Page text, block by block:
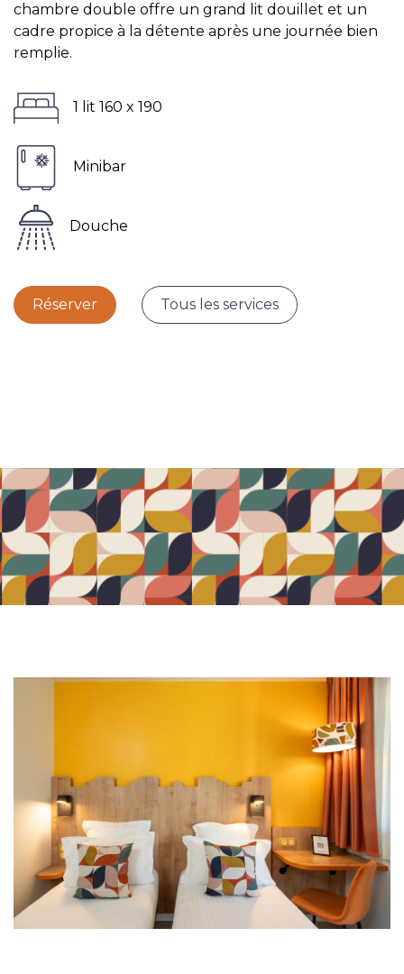
chambre double offre un grand lit douillet et un
cadre propice à la détente après une journée bien
remplie.
1 lit 160 x 190
Minibar
Douche
Réserver Tous les services​​​​​​​​​​​​​